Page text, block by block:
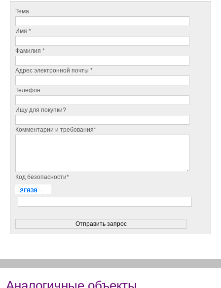
Тема
Имя *
Фамилия *
Адрес электронной почты *
Телефон
Ищу для покупки?
Комментарии и требования*
Код безопасности*